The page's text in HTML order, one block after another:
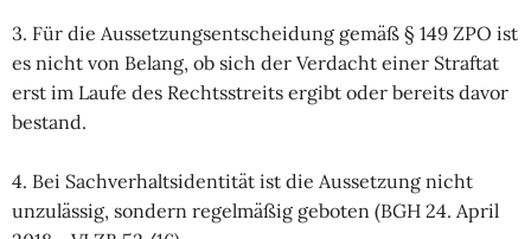
3. Für die Aussetzungsentscheidung gemäß § 149 ZPO ist
es nicht von Belang, ob sich der Verdacht einer Straftat
erst im Laufe des Rechtsstreits ergibt oder bereits davor
bestand.
4. Bei Sachverhaltsidentität ist die Aussetzung nicht
unzulässig, sondern regelmäßig geboten (BGH 24. April